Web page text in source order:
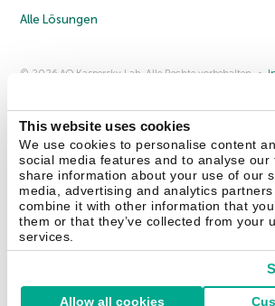
This website uses cookies
We use cookies to personalise content
social media features and to analyse our
share information about your use of our
media, advertising and analytics
combine it with other information that
them or that they’ve collected from your
services.
Allow all cookies
Alle Lösungen
© 2026 AO Kaspersky Lab. Alle Rechte vorbehalten.
Anmeldung zum Newsletter für B2B-Vertriebspartner
Kontakt Über uns Partner Blog
Weitere
Pressemitteilungen
Securelist Eugene Personal Blog Enzyklopädie